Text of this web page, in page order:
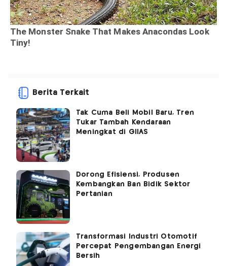
Berita Terkait
Tak Cuma Beli Mobil Baru, Tren
Tukar Tambah Kendaraan
Meningkat di GIIAS
Dorong Efisiensi, Produsen
Kembangkan Ban Bidik Sektor
Pertanian
Transformasi Industri Otomotif
Percepat Pengembangan Energi
Bersih